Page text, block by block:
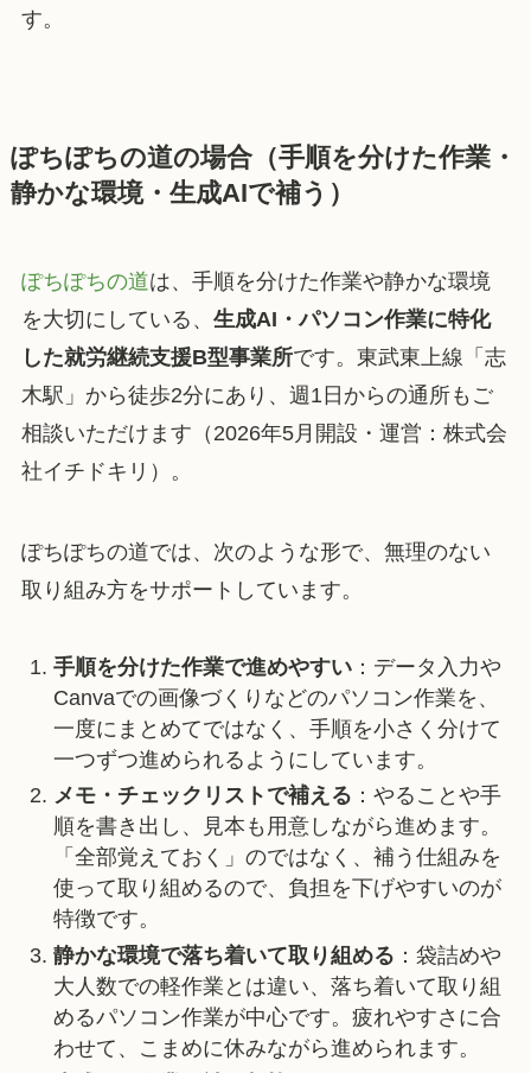
す。
ぽちぽちの道の場合（手順を分けた作業・
静かな環境・生成AIで補う）
ぽちぽちの道は、手順を分けた作業や静かな環境
を大切にしている、 生成AI・パソコン作業に特化
した就労継続支援B型事業所です。東武東上線「志
木駅」から徒歩2分にあり、週1日からの通所もご
相談いただけます（2026年5月開設・運営：株式会
社イチドキリ）。
ぽちぽちの道では、次のような形で、無理のない
取り組み方をサポートしています。
手順を分けた作業で進めやすい：データ入力や
Canvaでの画像づくりなどのパソコン作業を、
一度にまとめてではなく、手順を小さく分けて
一つずつ進められるようにしています。
メモ・チェックリストで補える ：やることや手
順を書き出し、見本も用意しながら進めます。
「全部覚えておく」のではなく、補う仕組みを
使って取り組めるので、負担を下げやすいのが
特徴です。
静かな環境で落ち着いて取り組める ：袋詰めや
大人数での軽作業とは違い、落ち着いて取り組
めるパソコン作業が中心です。疲れやすさに合
わせて、こまめに休みながら進められます。